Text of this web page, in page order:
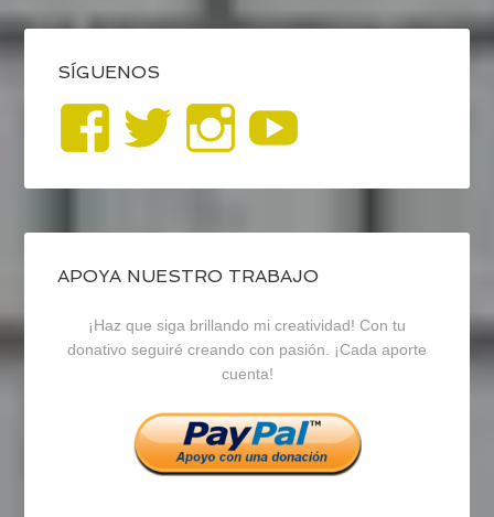
SÍGUENOS
Ver
perfil
de
blogrecursosep
en
Facebook
Ver
perfil
de
recursosep
en
Twitter
Ver
perfil
de
recursosep
en
Instagram
APOYA NUESTRO TRABAJO
¡Haz que siga brillando mi creatividad! Con tu
donativo seguiré creando con pasión. ¡Cada aporte
cuenta!